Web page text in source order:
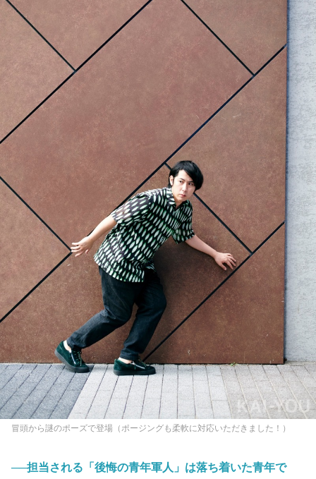
冒頭から謎のポーズで登場（ポージングも柔軟に対応いただきました！）
──担当される「後悔の青年軍人」は落ち着いた青年で